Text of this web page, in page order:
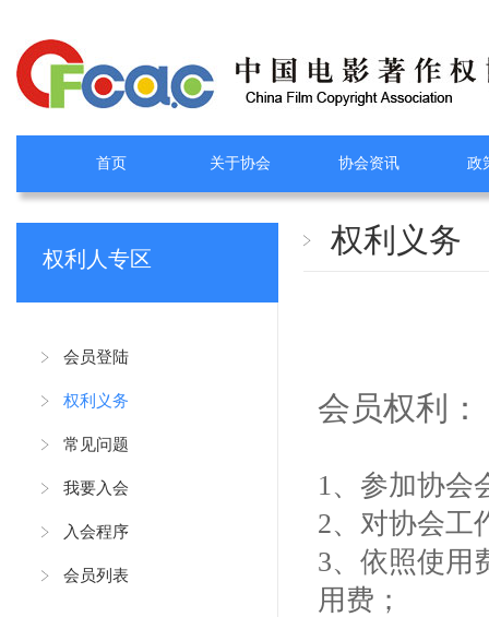
首页 关于协会 协会资讯 政
权利人专区
会员登陆
权利义务
常见问题
我要入会
入会程序
会员列表
权利义务
会员权利：
1、参加协会
2、对协会工
3、依照使用
用费；